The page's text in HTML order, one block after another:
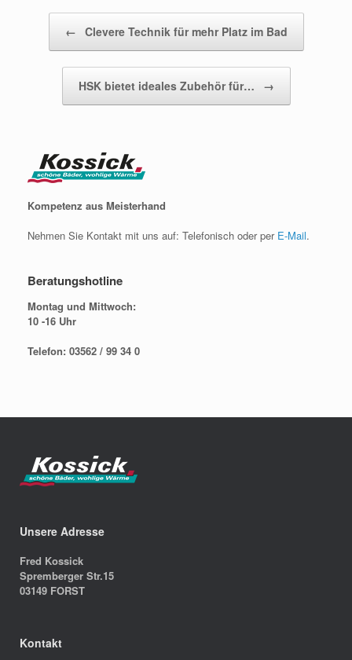
Beitragsnavigation
← Clevere Technik für mehr Platz im Bad
HSK bietet ideales Zubehör für… →
Kompetenz aus Meisterhand
Nehmen Sie Kontakt mit uns auf: Telefonisch oder per E-Mail.
Beratungshotline
Montag und Mittwoch:
10 -16 Uhr
Telefon: 03562 / 99 34 0
Unsere Adresse
Fred Kossick
Spremberger Str.15
03149 FORST
Kontakt